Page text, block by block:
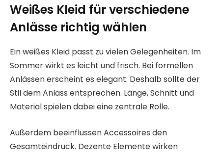
Weißes Kleid für verschiedene
Anlässe richtig wählen
Ein weißes Kleid passt zu vielen Gelegenheiten. Im
Sommer wirkt es leicht und frisch. Bei formellen
Anlässen erscheint es elegant. Deshalb sollte der
Stil dem Anlass entsprechen. Länge, Schnitt und
Material spielen dabei eine zentrale Rolle.
Außerdem beeinflussen Accessoires den
Gesamteindruck. Dezente Elemente wirken